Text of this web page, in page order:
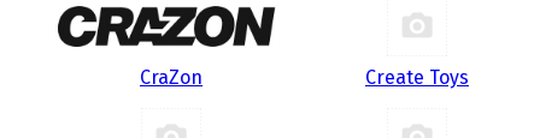
CraZon Create Toys